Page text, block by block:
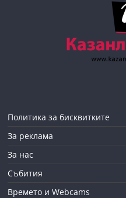
Политика за бисквитките
За реклама
За нас
Събития
Времето и Webcams